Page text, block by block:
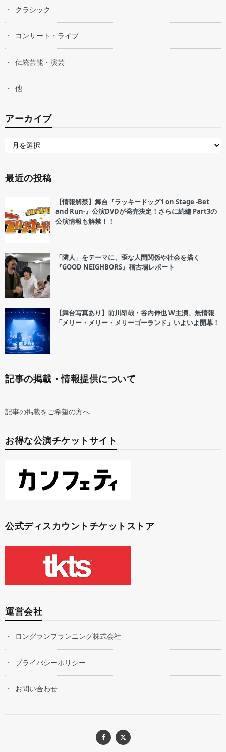
クラシック
コンサート・ライブ
伝統芸能・演芸
他
アーカイブ
最近の投稿
【情報解禁】舞台『ラッキードッグ1 on Stage -Bet
and Run-』公演DVDが発売決定！さらに続編 Part3の
公演情報も解禁！！
「隣人」をテーマに、歪な人間関係や社会を描く
『GOOD NEIGHBORS』稽古場レポート
【舞台写真あり】前川昂哉・谷内伸也 W主演、無情報
「メリー・メリー・メリーゴーランド」いよいよ開幕！
記事の掲載・情報提供について
記事の掲載をご希望の方へ
お得な公演チケットサイト
公式ディスカウントチケットストア
運営会社
ロングランプランニング株式会社
プライバシーポリシー
お問い合わせ